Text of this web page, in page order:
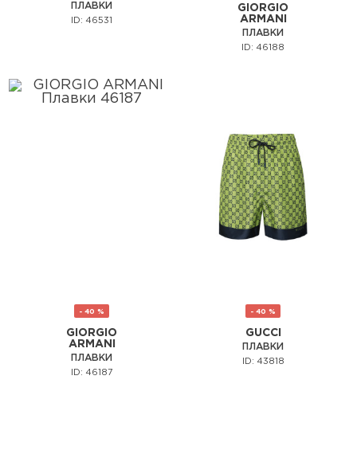
ПЛАВКИ
ID: 46531
GIORGIO
ARMANI
ПЛАВКИ
ID: 46188
- 40 %
GIORGIO
ARMANI
ПЛАВКИ
ID: 46187
- 40 %
GUCCI
ПЛАВКИ
ID: 43818